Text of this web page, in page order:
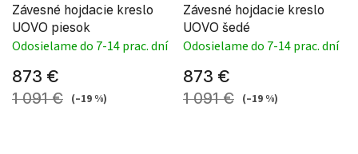
Závesné hojdacie kreslo
UOVO piesok
Odosielame do 7-14 prac. dní
873 €
1 091 € (–19 %)
Závesné hojdacie kreslo
UOVO šedé
Odosielame do 7-14 prac. dní
873 €
1 091 € (–19 %)